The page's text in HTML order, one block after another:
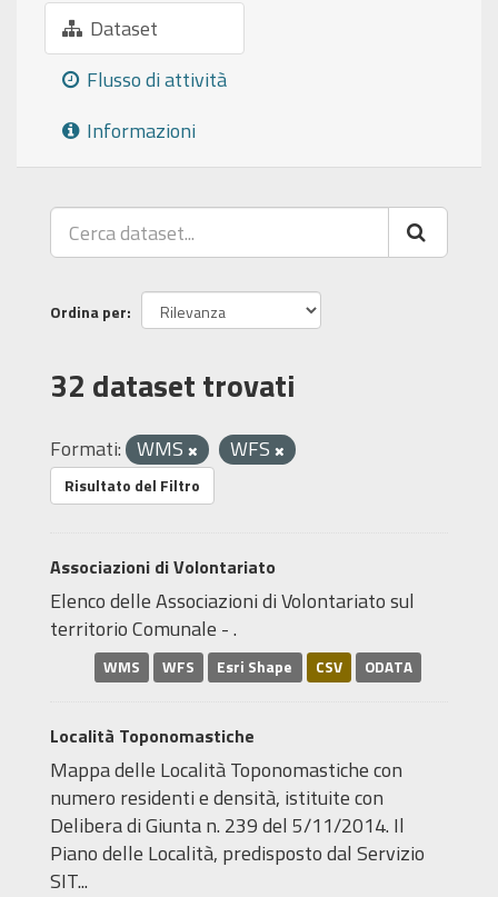
Dataset
Flusso di attività
Informazioni
Ordina per
32 dataset trovati
Formati: WMS WFS
Risultato del Filtro
Associazioni di Volontariato
Elenco delle Associazioni di Volontariato sul
territorio Comunale - .
WMS WFS Esri Shape CSV ODATA
Località Toponomastiche
Mappa delle Località Toponomastiche con
numero residenti e densità, istituite con
Delibera di Giunta n. 239 del 5/11/2014. Il
Piano delle Località, predisposto dal Servizio
SIT...